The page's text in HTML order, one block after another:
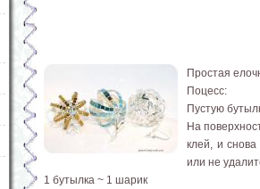
Простая
Поцесс:
Пустую
На
клей, и
или не
1 бутылка ~ 1 шарик